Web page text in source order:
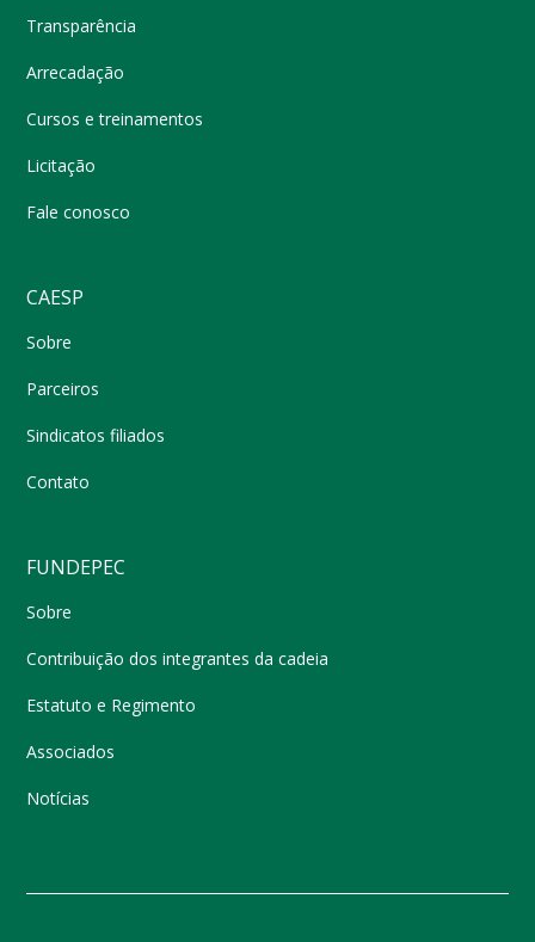
Transparência
Arrecadação
Cursos e treinamentos
Licitação
Fale conosco
CAESP
Sobre
Parceiros
Sindicatos filiados
Contato
FUNDEPEC
Sobre
Contribuição dos integrantes da cadeia
Estatuto e Regimento
Associados
Notícias